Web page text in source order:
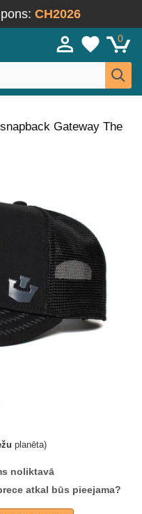
CH2026
0
Gateway The
planēta)
noliktavā
atkal būs pieejama?